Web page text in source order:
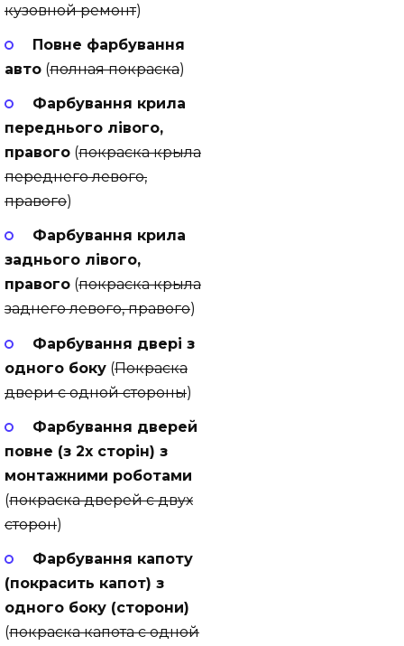
кузовной ремонт)
Повне фарбування
авто (полная покраска)
Фарбування крила
переднього лівого,
правого (покраска крыла
переднего левого,
правого)
Фарбування крила
заднього лівого,
правого (покраска крыла
заднего левого, правого)
Фарбування двері з
одного боку (Покраска
двери с одной стороны)
Фарбування дверей
повне (з 2х сторін) з
монтажними роботами
(покраска дверей с двух
сторон)
Фарбування капоту
(покрасить капот) з
одного боку (сторони)
(покраска капота с одной